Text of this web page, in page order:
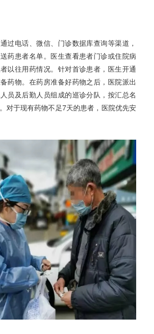
过电话、微信、门诊数据库查询等渠道，
药患者名单。医生查看患者门诊或住院病
以往用药情况。针对首诊患者，医生开通
药物。在药房准备好药物之后，医院派出
员及后勤人员组成的巡诊分队，按汇总名
对于现有药物不足7天的患者，医院优先安